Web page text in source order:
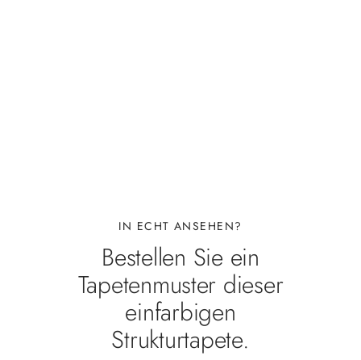
IN ECHT ANSEHEN?
Bestellen Sie ein
Tapetenmuster dieser
einfarbigen
Strukturtapete.